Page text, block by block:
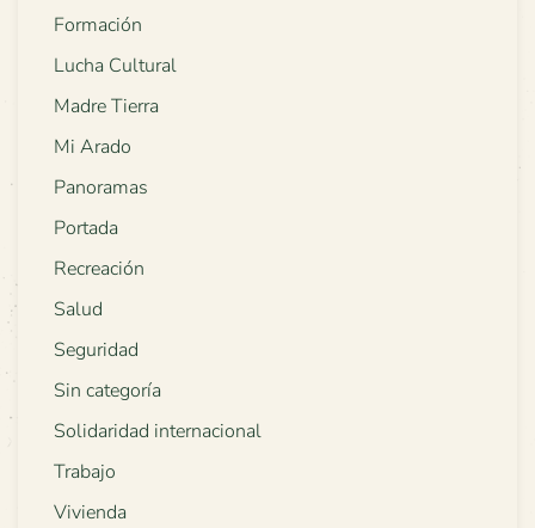
Formación
Lucha Cultural
Madre Tierra
Mi Arado
Panoramas
Portada
Recreación
Salud
Seguridad
Sin categoría
Solidaridad internacional
Trabajo
Vivienda